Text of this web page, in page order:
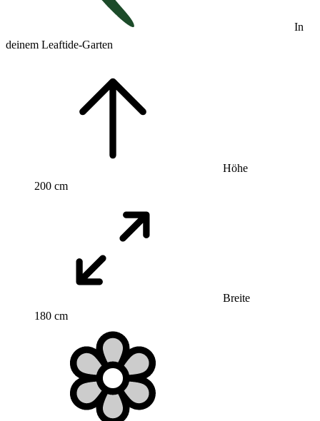
In
deinem Leaftide-Garten
Höhe
200 cm
Breite
180 cm